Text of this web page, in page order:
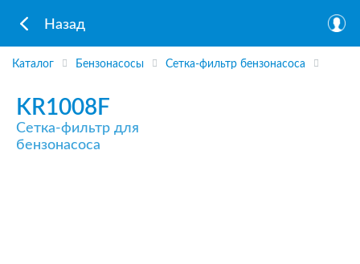
Назад
Каталог Бензонасосы Сетка-фильтр бензонасоса
KR1008F
Сетка-фильтр для
бензонасоса